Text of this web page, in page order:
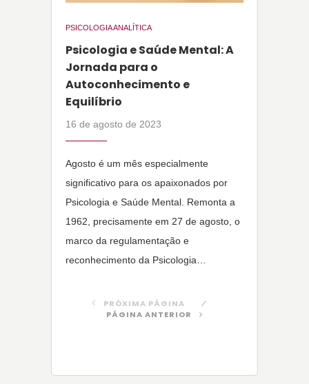
PSICOLOGIA ANALÍTICA
Psicologia e Saúde Mental: A
Jornada para o
Autoconhecimento e
Equilíbrio
16 de agosto de 2023
Agosto é um mês especialmente
significativo para os apaixonados por
Psicologia e Saúde Mental. Remonta a
1962, precisamente em 27 de agosto, o
marco da regulamentação e
reconhecimento da Psicologia…
PRÓXIMA PÁGINA
PÁGINA ANTERIOR